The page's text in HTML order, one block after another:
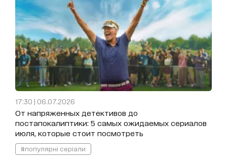
17:30 | 06.07.2026
От напряженных детективов до
постапокалиптики: 5 самых ожидаемых сериалов
июля, которые стоит посмотреть
#популярні серіали